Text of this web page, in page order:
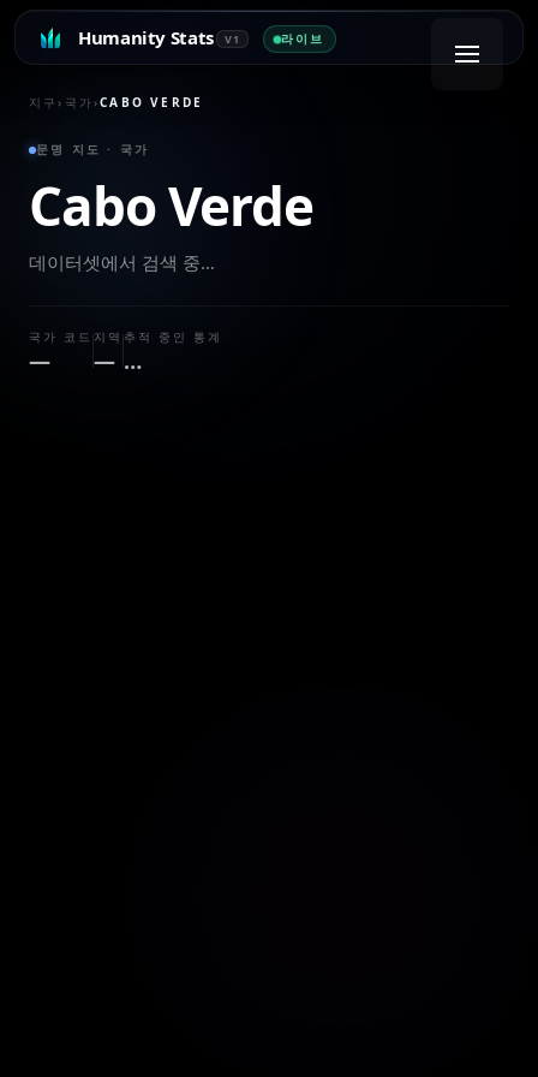
Humanity Stats V1 라이브
지구› 국가›CABO VERDE
문명 지도 · 국가
Cabo Verde
데이터셋에서 검색 중…
국가 코드
—
지역
—
추적 중인 통계
…